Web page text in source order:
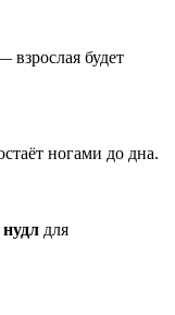
взрослая будет
ногами до дна.
для